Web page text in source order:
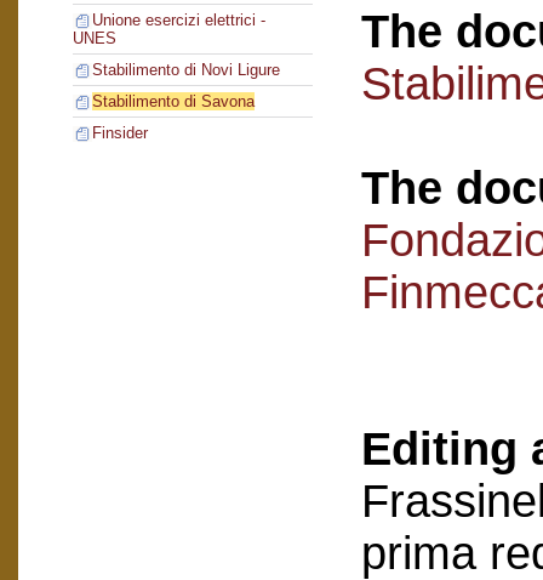
Unione esercizi elettrici -
UNES
Stabilimento di Novi Ligure
Stabilimento di Savona
Finsider
The
The
Editing
prima